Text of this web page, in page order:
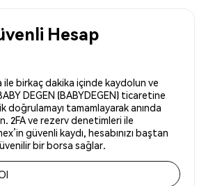
Hesap
ile birkaç dakika içinde kaydolun ve
DEGEN (BABYDEGEN) ticaretine
doğrulamayı tamamlayarak anında
2FA ve rezerv denetimleri ile
güvenli kaydı, hesabınızı baştan
bir borsa sağlar.